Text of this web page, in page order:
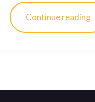
Continue reading